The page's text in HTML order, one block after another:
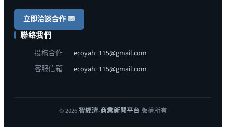
立即洽談合作
聯絡我們
投稿合作
ecoyah+115@gmail.com
客服信箱
ecoyah+115@gmail.com
© 2026智經濟-商業新聞平台 版權所有